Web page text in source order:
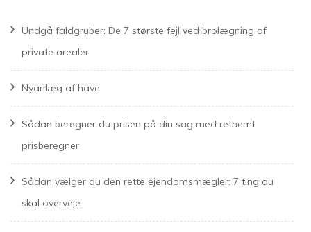
Undgå faldgruber: De 7 største fejl ved brolægning af
private arealer
Nyanlæg af have
Sådan beregner du prisen på din sag med retnemt
prisberegner
Sådan vælger du den rette ejendomsmægler: 7 ting du
skal overveje